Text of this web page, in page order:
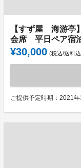
【すず屋 海游亭
会席 平日ペア宿
¥30,000 (税込/送料
ご提供予定時期：2021